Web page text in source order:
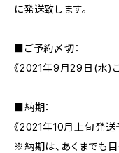
に発送致します。
■ご予約〆切：
《2021年9月29日(水)
■納期：
《2021年10月上旬発送
※納期は、あくまでも